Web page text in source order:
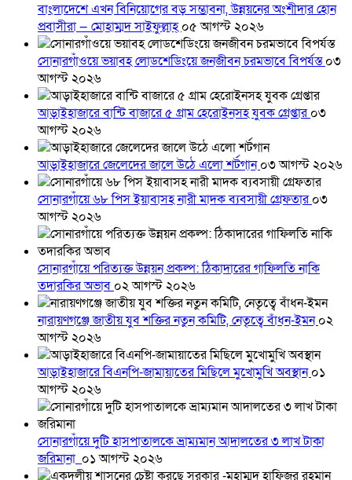
বাংলাদেশে এখন বিনিয়োগের বড় সম্ভাবনা, উন্নয়নের অংশীদার হোন
প্রবাসীরা — মোহাম্মদ সাইফুল্লাহ্০৫ আগস্ট ২০২৬
সোনারগাঁওয়ে ভয়াবহ লোডশেডিংয়ে জনজীবন চরমভাবে বিপর্যস্ত০৩
আগস্ট ২০২৬
আড়াইহাজারে বান্টি বাজারে ৫ গ্রাম হেরোইনসহ যুবক গ্রেপ্তার০৩
আগস্ট ২০২৬
আড়াইহাজারে জেলেদের জালে উঠে এলো শর্টগান০৩ আগস্ট ২০২৬
সোনারগাঁয়ে ৬৮ পিস ইয়াবাসহ নারী মাদক ব্যবসায়ী গ্রেফতার০৩
আগস্ট ২০২৬
সোনারগাঁয়ে পরিত্যক্ত উন্নয়ন প্রকল্প: ঠিকাদারের গাফিলতি নাকি
তদারকির অভাব ০২ আগস্ট ২০২৬
নারায়ণগঞ্জে জাতীয় যুব শক্তির নতুন কমিটি, নেতৃত্বে বাঁধন-ইমন০২
আগস্ট ২০২৬
আড়াইহাজারে বিএনপি-জামায়াতের মিছিলে মুখোমুখি অবস্থান০১
আগস্ট ২০২৬
সোনারগাঁয়ে দুটি হাসপাতালকে ভ্রাম্যমান আদালতের ৩ লাখ টাকা
জরিমানা ০১ আগস্ট ২০২৬